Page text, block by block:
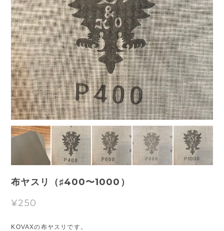
布ヤスリ（♯400〜1000）
¥250
KOVAXの布ヤスリです。